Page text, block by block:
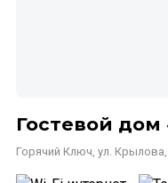
Гостевой
Горячий Ключ, ул.